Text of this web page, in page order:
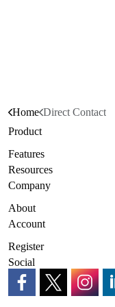
Home Direct Contact
Product
Features
Resources
Company
About
Account
Register
Social